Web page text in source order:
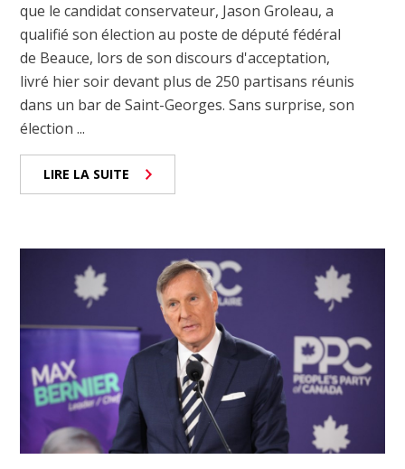
que le candidat conservateur, Jason Groleau, a
qualifié son élection au poste de député fédéral
de Beauce, lors de son discours d'acceptation,
livré hier soir devant plus de 250 partisans réunis
dans un bar de Saint-Georges. Sans surprise, son
élection ...
LIRE LA SUITE